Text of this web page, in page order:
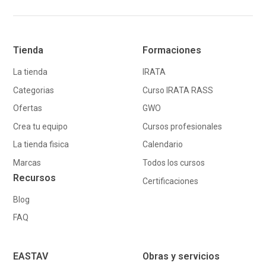
Tienda
La tienda
Categorias
Ofertas
Crea tu equipo
La tienda fisica
Marcas
Recursos
Blog
FAQ
Formaciones
IRATA
Curso IRATA RASS
GWO
Cursos profesionales
Calendario
Todos los cursos
Certificaciones
EASTAV Obras y servicios